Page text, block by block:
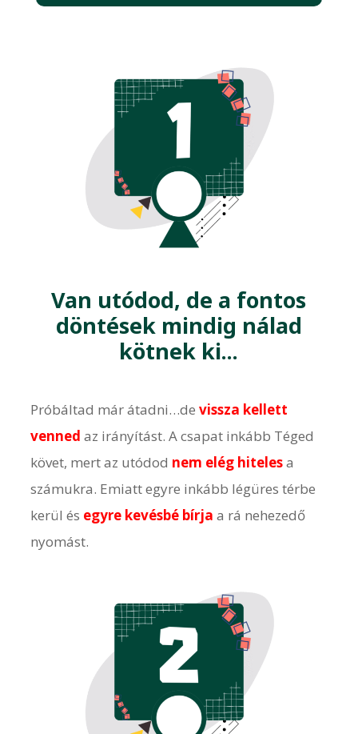
Van utódod, de a fontos
döntések mindig nálad
kötnek ki...
Próbáltad már átadni…de vissza kellett
venned az irányítást. A csapat inkább Téged
követ, mert az utódod nem elég hitelesa
számukra. Emiatt egyre inkább légüres térbe
kerül és egyre kevésbé bírja a rá nehezedő
nyomást.